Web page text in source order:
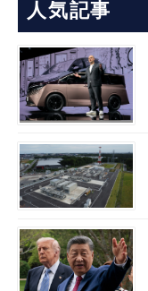
人気記事